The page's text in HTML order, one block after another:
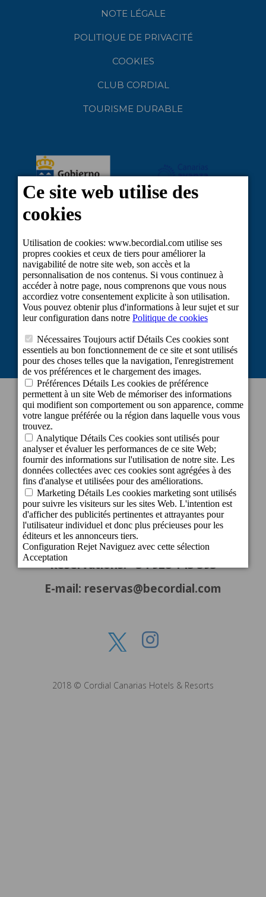
NOTE LÉGALE
POLITIQUE DE PRIVACITÉ
COOKIES
CLUB CORDIAL
TOURISME DURABLE
Projet cofinancé par le Fonds européen de développement régional dans le
cadre de la réponse de l'Union à la pandémie du COVID-19 : Ligne 2
Subventions visant à maintenir l'activité des travailleurs indépendants et des
petites et moyennes entreprises dans les secteurs les plus touchés par la crise
INFORMATION DE CONTACT
Bureau central
c/ Cartago, 22. El Tablero
35109 San Bartolomé de Tirajana - Gran
Canaria - Espagne
info@becordial.com
Tel.: +34 928 721 147
Réservations: +34 928 143 393
E-mail: reservas@becordial.com
2018 © Cordial Canarias Hotels & Resorts